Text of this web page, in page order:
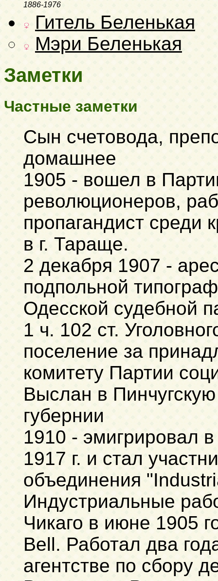
1886-1976
Гитель Беленькая
Мэри Беленькая
Заметки
Частные заметки
Сын счетовода,
домашнее
1905 - вошел в
революционеров,
пропагандист среди
в г. Тараще.
2 декабря 1907 -
подпольной
Одесской судебной
1 ч. 102 ст.
поселение за
комитету Партии
Выслан в
губернии
1910 - эмигрировал
1917 г. и стал
объединения
Индустриальные
Чикаго в июне 1905
Bell. Работал два
агентстве по сбору